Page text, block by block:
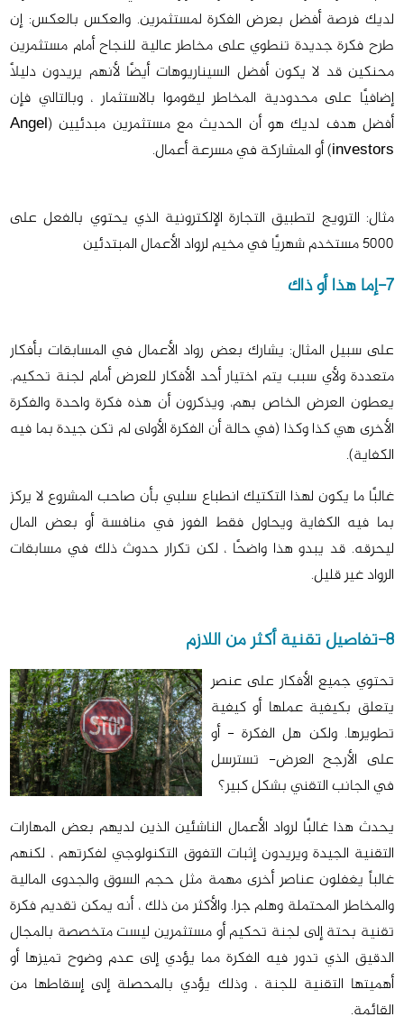
لديك فرصة أفضل بعرض الفكرة لمستثمرين. والعكس بالعكس: إن
طرح فكرة جديدة تنطوي على مخاطر عالية للنجاح أمام مستثمرين
محنكين قد لا يكون أفضل السيناريوهات أيضًا لأنهم يريدون دليلًا
إضافيًا على محدودية المخاطر ليقوموا بالاستثمار ، وبالتالي فإن
أفضل هدف لديك هو أن الحديث مع مستثمرين مبدئيين (Angel
investors) أو المشاركة في مسرعة أعمال.
مثال: الترويج لتطبيق التجارة الإلكترونية الذي يحتوي بالفعل على
5000 مستخدم شهريًا في مخيم لرواد الأعمال المبتدئين
7-إما هذا أو ذاك
على سبيل المثال: يشارك بعض رواد الأعمال في المسابقات بأفكار
متعددة ولأي سبب يتم اختيار أحد الأفكار للعرض أمام لجنة تحكيم.
يعطون العرض الخاص بهم، ويذكرون أن هذه فكرة واحدة والفكرة
الأخرى هي كذا وكذا (في حالة أن الفكرة الأولى لم تكن جيدة بما فيه
الكفاية).
غالبًا ما يكون لهذا التكتيك انطباع سلبي بأن صاحب المشروع لا يركز
بما فيه الكفاية ويحاول فقط الفوز في منافسة أو بعض المال
ليحرقه. قد يبدو هذا واضحًا ، لكن تكرار حدوث ذلك في مسابقات
الرواد غير قليل.
8-تفاصيل تقنية أكثر من اللازم
تحتوي جميع الأفكار على عنصر
يتعلق بكيفية عملها أو كيفية
تطويرها. ولكن هل الفكرة - أو
على الأرجح العرض- تسترسل
في الجانب التقني بشكل كبير؟
يحدث هذا غالبًا لرواد الأعمال الناشئين الذين لديهم بعض المهارات
التقنية الجيدة ويريدون إثبات التفوق التكنولوجي لفكرتهم ، لكنهم
غالباً يغفلون عناصر أخرى مهمة مثل حجم السوق والجدوى المالية
والمخاطر المحتملة وهلم جرا. والأكثر من ذلك ، أنه يمكن تقديم فكرة
تقنية بحتة إلى لجنة تحكيم أو مستثمرين ليست متخصصة بالمجال
الدقيق الذي تدور فيه الفكرة مما يؤدي إلى عدم وضوح تميزها أو
أهميتها التقنية للجنة ، وذلك يؤدي بالمحصلة إلى إسقاطها من
القائمة.